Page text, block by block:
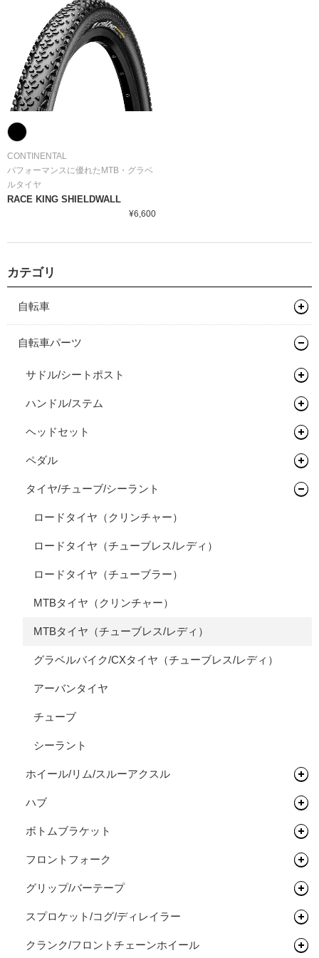
CONTINENTAL
パフォーマンスに優れたMTB・グラベ
ルタイヤ
RACE KING SHIELDWALL
¥6,600
カテゴリ
自転車
マウンテンバイク
オールロードバイク
自転車パーツ
サドル/シートポスト
サドル
シートポスト
ハンドル/ステム
ドロップバー
フラットバー
ステム
ライザーバー
TTバー（エクステンションバー）
ヘッドセット
ヘッドセット
関連パーツ
ペダル
フラットペダル
ビンディングペダル
タイヤ/チューブ/シーラント
ロードタイヤ（クリンチャー）
ロードタイヤ（チューブレス/レディ）
ロードタイヤ（チューブラー）
MTBタイヤ（クリンチャー）
MTBタイヤ（チューブレス/レディ）
グラベルバイク/CXタイヤ（チューブレス/レディ）
アーバンタイヤ
チューブ
シーラント
ホイール/リム/スルーアクスル
完組ホイール
リム
リムテープ/チューブレステープ
リムセメント
バルブ/チューブレスバルブ
スルーアクスル
ハブ
フロントハブ
リアハブ
関連パーツ
ボトムブラケット
ネジ切りタイプ
関連パーツ
フロントフォーク
リジットフォーク
サスペンションフォーク
グリップ/バーテープ
グリップ
バーテープ
スプロケット/コグ/ディレイラー
シングルコグ
クランク/フロントチェーンホイール